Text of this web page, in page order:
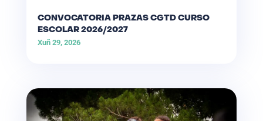
CONVOCATORIA PRAZAS CGTD CURSO
ESCOLAR 2026/2027
Xuñ 29, 2026